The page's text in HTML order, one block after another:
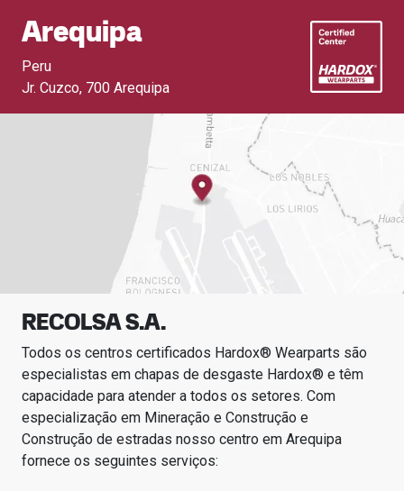
Arequipa
Peru
Jr. Cuzco, 700 Arequipa
RECOLSA S.A.
Todos os centros certificados Hardox® Wearparts são
especialistas em chapas de desgaste Hardox® e têm
capacidade para atender a todos os setores. Com
especialização em Mineração e Construção e
Construção de estradas nosso centro em Arequipa
fornece os seguintes serviços: